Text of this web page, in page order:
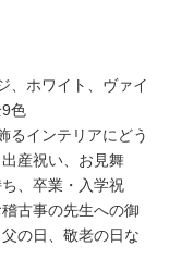
、ホワイト、ヴァイ
色
るインテリアにどう
産祝い、お見舞
、卒業・入学祝
古事の先生への御
の日、敬老の日な